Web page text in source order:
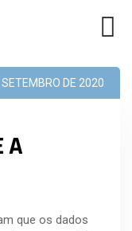
SETEMBRO DE 2020
A
que os dados